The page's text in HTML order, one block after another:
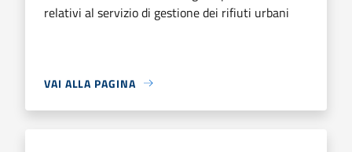
relativi al servizio di gestione dei rifiuti urbani
VAI ALLA PAGINA